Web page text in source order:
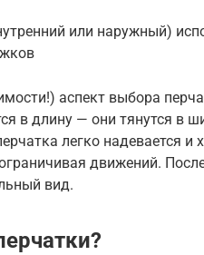
или наружный)
аспект выбора
в длину — они тянутся в
легко надевается и
движений.
вид.